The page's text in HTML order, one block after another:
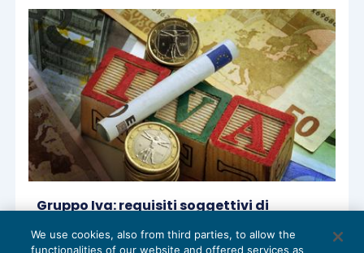
Gruppo Iva: requisiti soggettivi di
IVA25/05/2018
We use cookies, also from third parties, to allow the
functionalities of our website and offered services as